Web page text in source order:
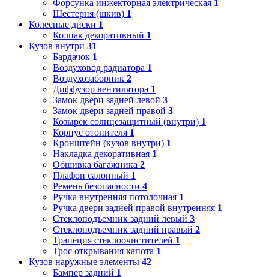
Форсунка инжекторная электрическая 1
Шестерня (шкив) 1
Колесные диски 1
Колпак декоративный 1
Кузов внутри 31
Бардачок 1
Воздуховод радиатора 1
Воздухозаборник 2
Диффузор вентилятора 1
Замок двери задней левой 3
Замок двери задней правой 3
Козырек солнцезащитный (внутри) 1
Корпус отопителя 1
Кронштейн (кузов внутри) 1
Накладка декоративная 1
Обшивка багажника 2
Плафон салонный 1
Ремень безопасности 4
Ручка внутренняя потолочная 1
Ручка двери задней правой внутренняя 1
Стеклоподъемник задний левый 3
Стеклоподъемник задний правый 2
Трапеция стеклоочистителей 1
Трос открывания капота 1
Кузов наружные элементы 42
Бампер задний 1